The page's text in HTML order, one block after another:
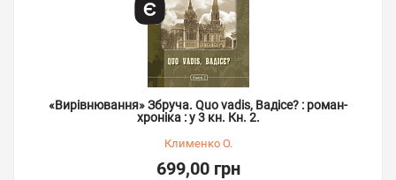
«Вирівнювання» Збруча. Quo vadis, Вадісе? : роман-
хроніка : у 3 кн. Кн. 2.
Клименко О.
699,00 грн